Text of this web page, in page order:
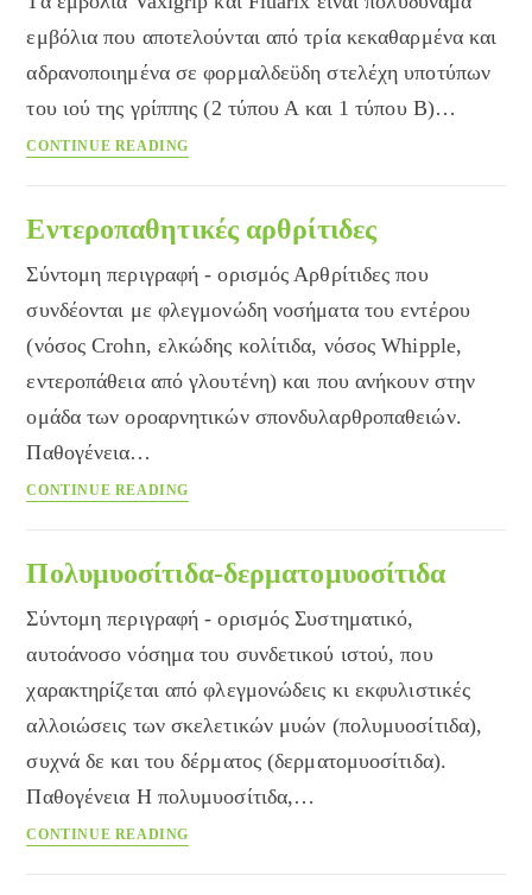
εμβόλια που αποτελούνται από τρία κεκαθαρμένα και
αδρανοποιημένα σε φορμαλδεϋδη στελέχη υποτύπων
του ιού της γρίππης (2 τύπου Α και 1 τύπου Β)…
CONTINUE READING
Εντεροπαθητικές αρθρίτιδες
Σύντομη περιγραφή - ορισμός Αρθρίτιδες που
συνδέονται με φλεγμονώδη νοσήματα του εντέρου
(νόσος Crohn, ελκώδης κολίτιδα, νόσος Whipple,
εντεροπάθεια από γλουτένη) και που ανήκουν στην
ομάδα των οροαρνητικών σπονδυλαρθροπαθειών.
Παθογένεια…
CONTINUE READING
Πολυμυοσίτιδα-δερματομυοσίτιδα
Σύντομη περιγραφή - ορισμός Συστηματικό,
αυτοάνοσο νόσημα του συνδετικού ιστού, που
χαρακτηρίζεται από φλεγμονώδεις κι εκφυλιστικές
αλλοιώσεις των σκελετικών μυών (πολυμυοσίτιδα),
συχνά δε και του δέρματος (δερματομυοσίτιδα).
Παθογένεια Η πολυμυοσίτιδα,…
CONTINUE READING